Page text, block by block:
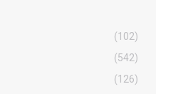
(102)
(542)
(126)